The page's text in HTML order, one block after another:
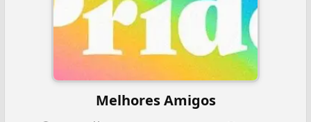
Melhores Amigos